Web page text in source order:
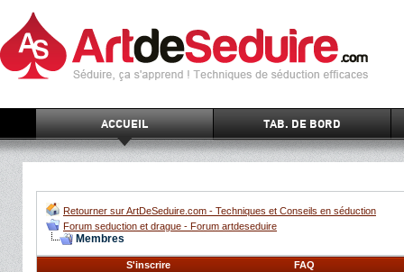
ACCUEIL TAB. DE BORD
Retourner sur ArtDeSeduire.com - Techniques et Conseils en séduction
Forum seduction et drague - Forum artdeseduire
Membres
S'inscrire FAQ